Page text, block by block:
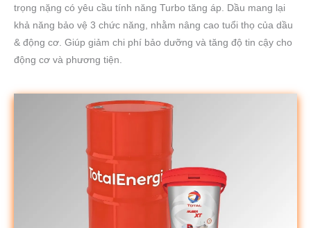
trọng nặng có yêu cầu tính năng Turbo tăng áp. Dầu mang lại
khả năng bảo vệ 3 chức năng, nhằm nâng cao tuổi thọ của dầu
& động cơ. Giúp giảm chi phí bảo dưỡng và tăng độ tin cậy cho
động cơ và phương tiện.